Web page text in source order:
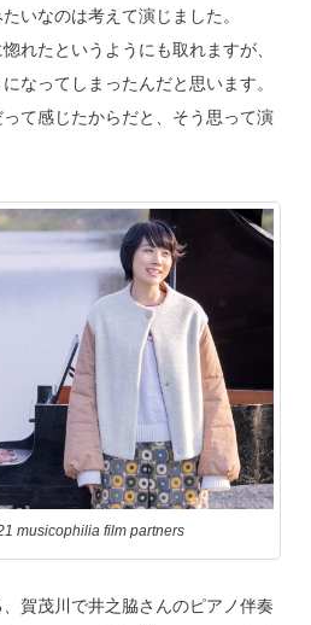
いなのは考えて演じました。
れたというようにも取れますが、
なってしまったんだと思います。
て感じたからだと、そう思って演
musicophilia film partners
賀茂川で井之脇さんのピアノ伴奏